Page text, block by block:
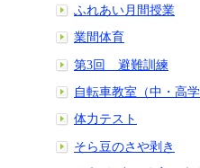
ふれあい月間授業
業間体育
第3回 避難訓練
自転車教室（中・高
体力テスト
そら豆のさや剥き